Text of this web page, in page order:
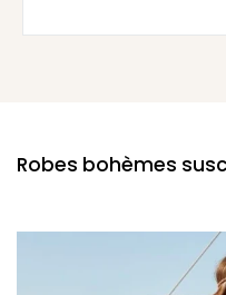
Robes bohèmes